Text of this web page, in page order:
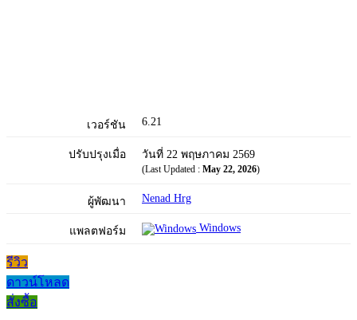
เวอร์ชัน 6.21
ปรับปรุงเมื่อ วันที่ 22 พฤษภาคม 2569
(Last Updated : May 22, 2026)
ผู้พัฒนา Nenad Hrg
แพลตฟอร์ม Windows
รีวิว
ดาวน์โหลด
สั่งซื้อ